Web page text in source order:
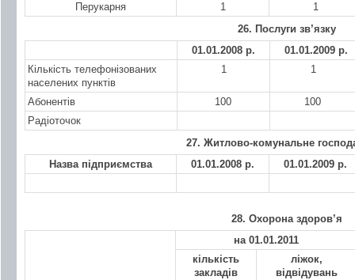
Перукарня
1
1
26. Послуги зв’язку
01.01.2008 р.
01.01.2009 р.
Кількість телефонізованих
населених пунктів
1 1
Абонентів 100
100
Радіоточок
27. Житлово-комунальне
Назва підприємства
01.01.2008 р. 01.01.2009 р.
28. Охорона здоров’я
на 01.01.2011
кількість
закладів
ліжок,
відвідувань